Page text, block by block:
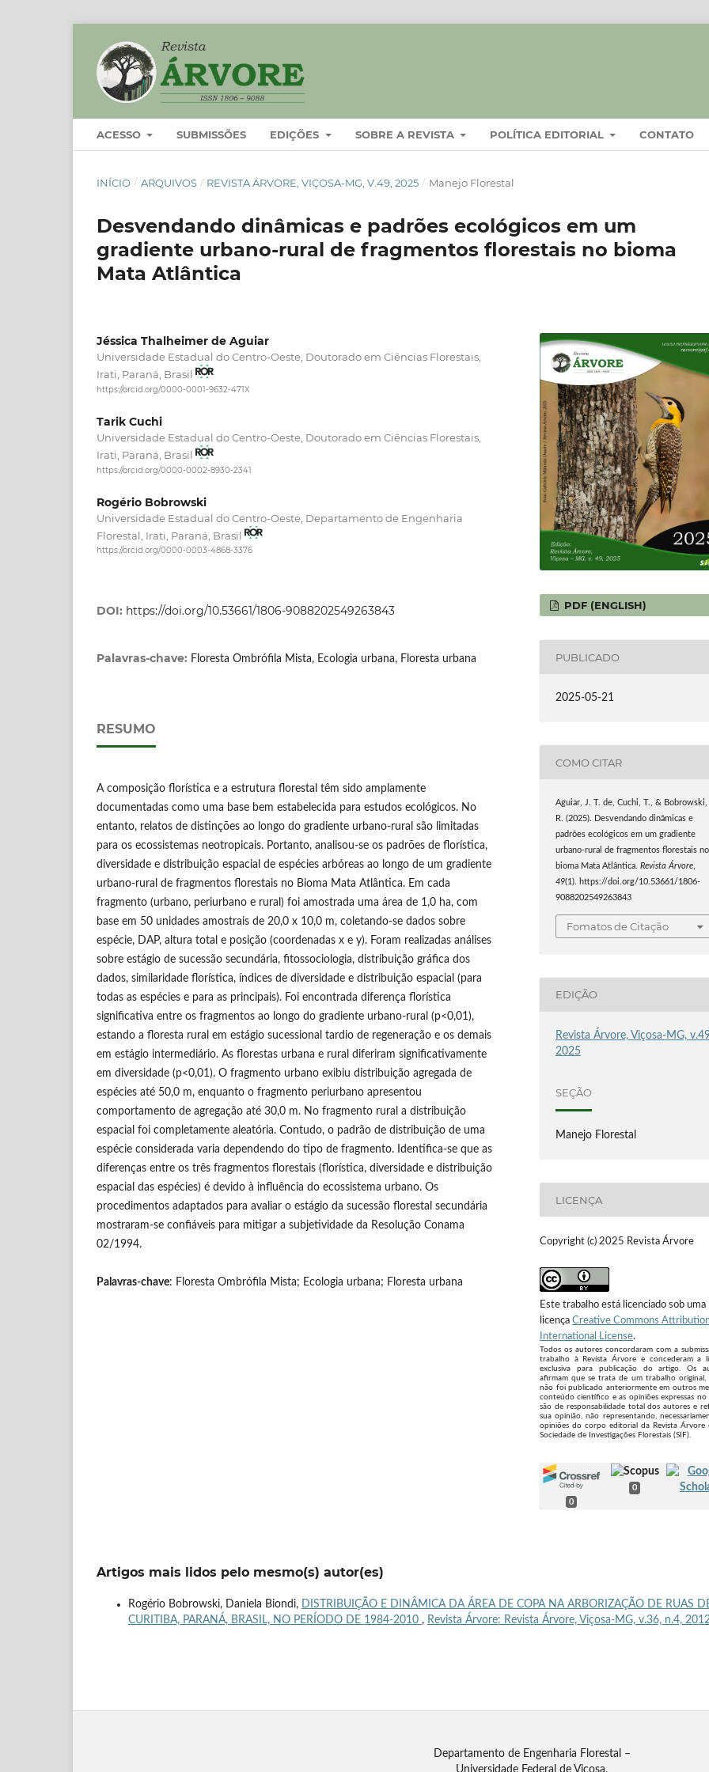
ACESSO SUBMISSÕES EDIÇÕES SOBRE A REVISTA POLÍTICA EDITORIAL CONTATO
INÍCIO / ARQUIVOS / REVISTA ÁRVORE, VIÇOSA-MG, V.49, 2025 / Manejo Florestal
Desvendando dinâmicas e padrões ecológicos em um
gradiente urbano-rural de fragmentos florestais no bioma
Mata Atlântica
Jéssica Thalheimer de Aguiar
Universidade Estadual do Centro-Oeste, Doutorado em Ciências Florestais,
Irati, Paraná, Brasil
https://orcid.org/0000-0001-9632-471X
Tarik Cuchi
Universidade Estadual do Centro-Oeste, Doutorado em Ciências Florestais,
Irati, Paraná, Brasil
https://orcid.org/0000-0002-8930-2341
Rogério Bobrowski
Universidade Estadual do Centro-Oeste, Departamento de Engenharia
Florestal, Irati, Paraná, Brasil
https://orcid.org/0000-0003-4868-3376
DOI: https://doi.org/10.53661/1806-9088202549263843
Palavras-chave: Floresta Ombrófila Mista, Ecologia urbana, Floresta urbana
RESUMO
A composição florística e a estrutura florestal têm sido amplamente
documentadas como uma base bem estabelecida para estudos ecológicos. No
entanto, relatos de distinções ao longo do gradiente urbano-rural são limitadas
para os ecossistemas neotropicais. Portanto, analisou-se os padrões de florística,
diversidade e distribuição espacial de espécies arbóreas ao longo de um gradiente
urbano-rural de fragmentos florestais no Bioma Mata Atlântica. Em cada
fragmento (urbano, periurbano e rural) foi amostrada uma área de 1,0 ha, com
base em 50 unidades amostrais de 20,0 x 10,0 m, coletando-se dados sobre
espécie, DAP, altura total e posição (coordenadas x e y). Foram realizadas análises
sobre estágio de sucessão secundária, fitossociologia, distribuição gráfica dos
dados, similaridade florística, índices de diversidade e distribuição espacial (para
todas as espécies e para as principais). Foi encontrada diferença florística
significativa entre os fragmentos ao longo do gradiente urbano-rural (p<0,01),
estando a floresta rural em estágio sucessional tardio de regeneração e os demais
em estágio intermediário. As florestas urbana e rural diferiram significativamente
em diversidade (p<0,01). O fragmento urbano exibiu distribuição agregada de
espécies até 50,0 m, enquanto o fragmento periurbano apresentou
comportamento de agregação até 30,0 m. No fragmento rural a distribuição
espacial foi completamente aleatória. Contudo, o padrão de distribuição de uma
espécie considerada varia dependendo do tipo de fragmento. Identifica-se que as
diferenças entre os três fragmentos florestais (florística, diversidade e distribuição
espacial das espécies) é devido à influência do ecossistema urbano. Os
procedimentos adaptados para avaliar o estágio da sucessão florestal secundária
mostraram-se confiáveis ​​para mitigar a subjetividade da Resolução Conama
02/1994.
Palavras-chave: Floresta Ombrófila Mista; Ecologia urbana; Floresta urbana
PDF (ENGLISH)
PUBLICADO
2025-05-21
COMO CITAR
Aguiar, J. T. de, Cuchi, T., & Bobrowski,
R. (2025). Desvendando dinâmicas e
padrões ecológicos em um gradiente
urbano-rural de fragmentos florestais no
bioma Mata Atlântica.Revista Árvore,
49(1). https://doi.org/10.53661/1806-
9088202549263843
Fomatos de Citação
EDIÇÃO
Revista Árvore, Viçosa-MG,
2025
SEÇÃO
Manejo Florestal
LICENÇA
Copyright (c) 2025 Revista Árvore
Este trabalho está licenciado sob uma
licença Creative Commons
International License.
Todos os autores concordaram com a
trabalho à Revista Árvore e concederam a
exclusiva para publicação do artigo. Os
afirmam que se trata de um trabalho original,
não foi publicado anteriormente em outros
conteúdo científico e as opiniões expressas no
são de responsabilidade total dos autores e
sua opinião, não representando,
opiniões do corpo editorial da Revista Árvore
Sociedade de Investigações Florestais (SIF).
0
0
Artigos mais lidos pelo mesmo(s) autor(es)
Rogério Bobrowski, Daniela Biondi,
DISTRIBUIÇÃO E DINÂMICA DA ÁREA DE COPA NA ARBORIZAÇÃO DE RUAS
CURITIBA, PARANÁ, BRASIL, NO PERÍODO DE 1984-2010 , Revista Árvore: Revista Árvore, Viçosa-MG, v.36, n.4, 2012
Departamento de Engenharia Florestal –
Universidade Federal de Viçosa.